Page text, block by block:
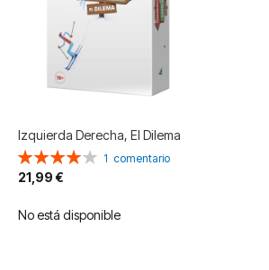
Izquierda Derecha, El Dilema
Valoración:
80%
1 comentario
21,99 €
No está disponible